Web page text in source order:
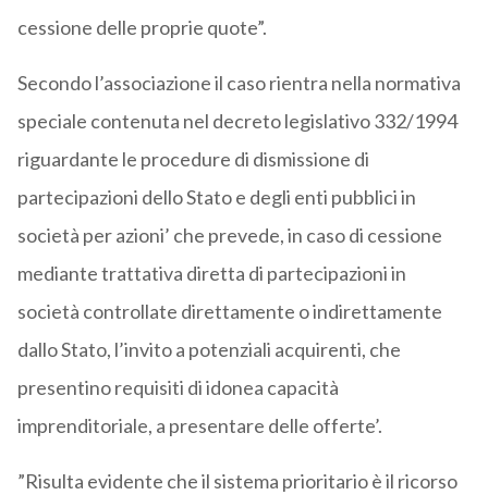
cessione delle proprie quote”.
Secondo l’associazione il caso rientra nella normativa
speciale contenuta nel decreto legislativo 332/1994
riguardante le procedure di dismissione di
partecipazioni dello Stato e degli enti pubblici in
società per azioni’ che prevede, in caso di cessione
mediante trattativa diretta di partecipazioni in
società controllate direttamente o indirettamente
dallo Stato, l’invito a potenziali acquirenti, che
presentino requisiti di idonea capacità
imprenditoriale, a presentare delle offerte’.
”Risulta evidente che il sistema prioritario è il ricorso